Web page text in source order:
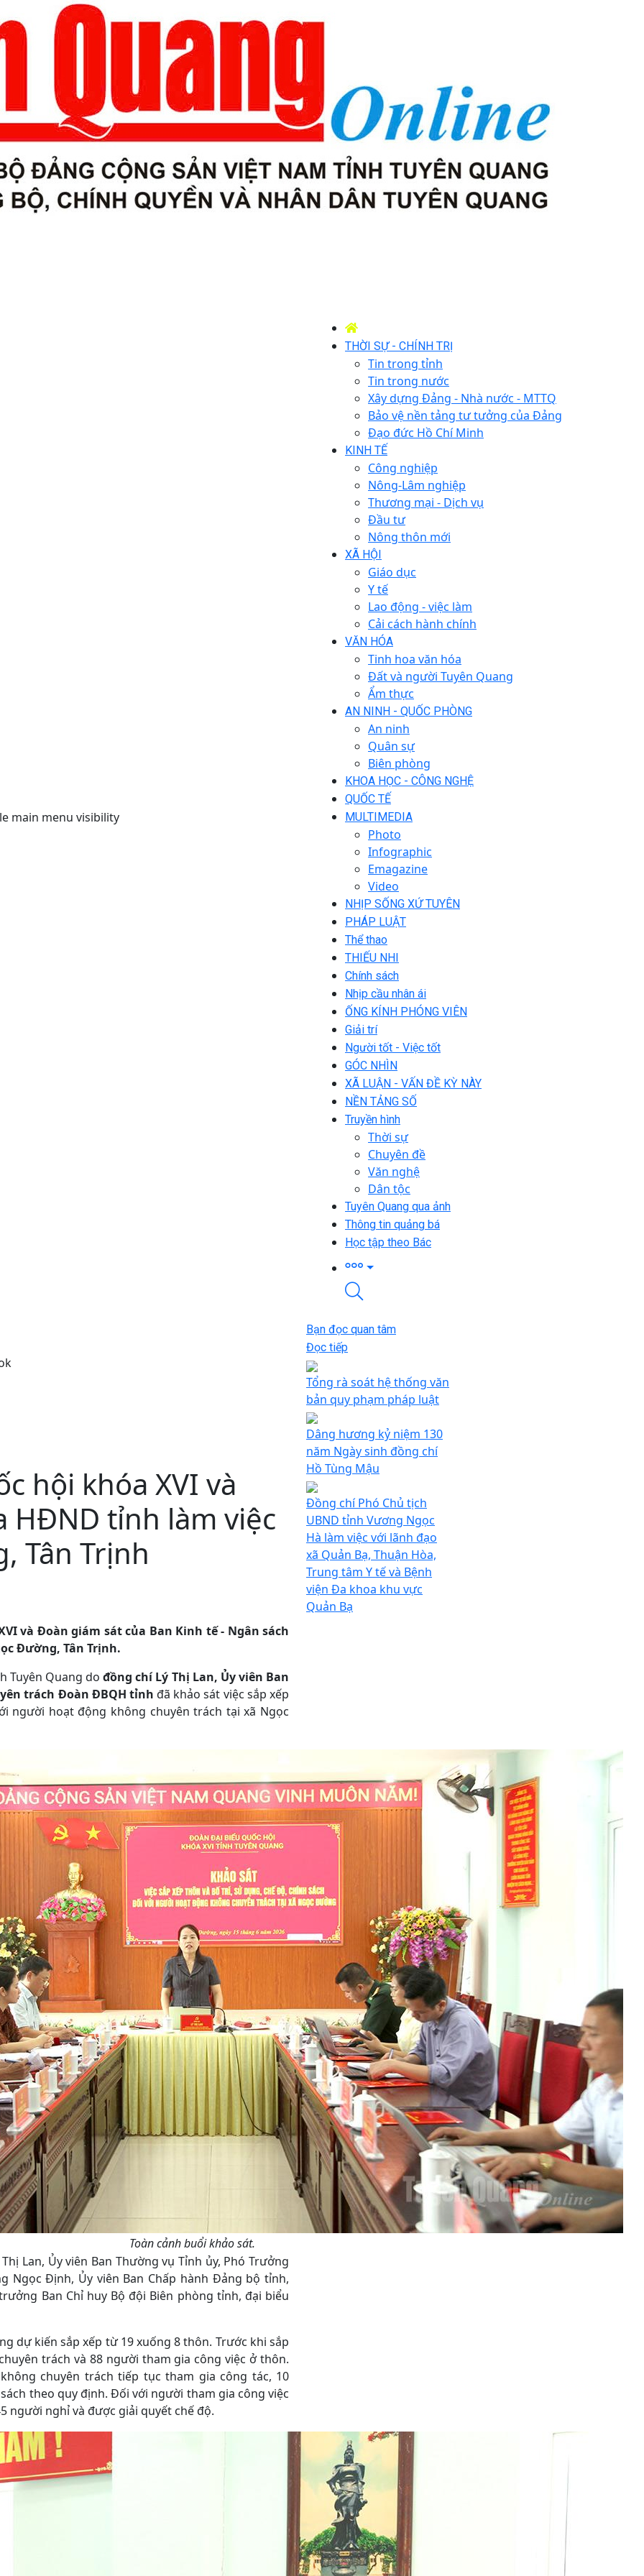
main menu visibility
THỜI SỰ - CHÍNH TRỊ
Tin trong tỉnh
Tin trong nước
Xây dựng Đảng - Nhà nước - MTTQ
Bảo vệ nền tảng tư tưởng của Đảng
Đạo đức Hồ Chí Minh
KINH TẾ
Công nghiệp
Nông-Lâm nghiệp
Thương mại - Dịch vụ
Đầu tư
Nông thôn mới
XÃ HỘI
Giáo dục
Y tế
Lao động - việc làm
Cải cách hành chính
VĂN HÓA
Tinh hoa văn hóa
Đất và người Tuyên Quang
Ẩm thực
AN NINH - QUỐC PHÒNG
An ninh
Quân sự
Biên phòng
KHOA HỌC - CÔNG NGHỆ
QUỐC TẾ
MULTIMEDIA
Photo
Infographic
Emagazine
Video
NHỊP SỐNG XỨ TUYÊN
PHÁP LUẬT
Thể thao
THIẾU NHI
Chính sách
Nhịp cầu nhân ái
ỐNG KÍNH PHÓNG VIÊN
Giải trí
Người tốt - Việc tốt
GÓC NHÌN
XÃ LUẬN - VẤN ĐỀ KỲ NÀY
NỀN TẢNG SỐ
Truyền hình
Thời sự
Chuyên đề
Văn nghệ
Dân tộc
Tuyên Quang qua ảnh
Thông tin quảng bá
Học tập theo Bác
hội khóa XVI và
HĐND tỉnh làm việc
Tân Trịnh
và Đoàn giám sát của Ban Kinh tế - Ngân sách
Đường, Tân Trịnh.
Tuyên Quang dođồng chí Lý Thị Lan, Ủy viên Ban
trách Đoàn ĐBQH tỉnhđã khảo sát việc sắp xếp
người hoạt động không chuyên trách tại xã Ngọc
Toàn cảnh buổi khảo sát.
Lan, Ủy viên Ban Thường vụ Tỉnh ủy, Phó Trưởng
Ngọc Định, Ủy viên Ban Chấp hành Đảng bộ tỉnh,
Ban Chỉ huy Bộ đội Biên phòng tỉnh, đại biểu
dự kiến sắp xếp từ 19 xuống 8 thôn. Trước khi sắp
trách và 88 người tham gia công việc ở thôn.
chuyên trách tiếp tục tham gia công tác, 10
theo quy định. Đối với người tham gia công việc
người nghỉ và được giải quyết chế độ.
Bạn đọc quan tâm
Đọc tiếp
Tổng rà soát hệ thống văn
bản quy phạm pháp luật
Dâng hương kỷ niệm 130
năm Ngày sinh đồng chí
Hồ Tùng Mậu
Đồng chí Phó Chủ tịch
UBND tỉnh Vương Ngọc
Hà làm việc với lãnh đạo
xã Quản Bạ, Thuận Hòa,
Trung tâm Y tế và Bệnh
viện Đa khoa khu vực
Quản Bạ